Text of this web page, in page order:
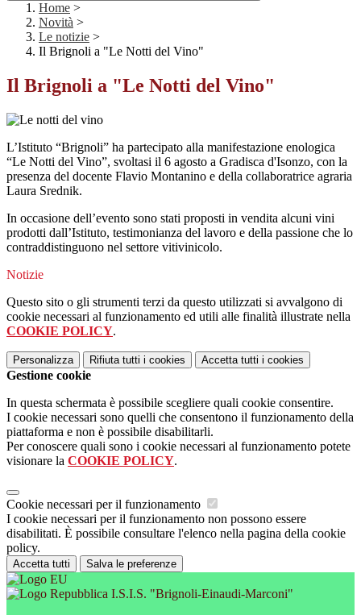
Home >
Novità >
Le notizie >
Il Brignoli a "Le Notti del Vino"
Il Brignoli a "Le Notti del Vino"
L’Istituto “Brignoli” ha partecipato alla manifestazione enologica
“Le Notti del Vino”, svoltasi il 6 agosto a Gradisca d'Isonzo, con la
presenza del docente Flavio Montanino e della collaboratrice agraria
Laura Srednik.
In occasione dell’evento sono stati proposti in vendita alcuni vini
prodotti dall’Istituto, testimonianza del lavoro e della passione che lo
contraddistinguono nel settore vitivinicolo.
Notizie
Questo sito o gli strumenti terzi da questo utilizzati si avvalgono di
cookie necessari al funzionamento ed utili alle finalità illustrate nella
COOKIE POLICY.
Personalizza Rifiuta tutti i cookies Accetta tutti i cookies
Gestione cookie
In questa schermata è possibile scegliere quali cookie consentire.
I cookie necessari sono quelli che consentono il funzionamento della
piattaforma e non è possibile disabilitarli.
Per conoscere quali sono i cookie necessari al funzionamento potete
visionare la COOKIE POLICY.
Cookie necessari per il funzionamento
I cookie necessari per il funzionamento non possono essere
disabilitati. È possibile consultare l'elenco nella pagina della cookie
policy.
Accetta tutti Salva le preferenze
I.S.I.S. "Brignoli-Einaudi-Marconi"